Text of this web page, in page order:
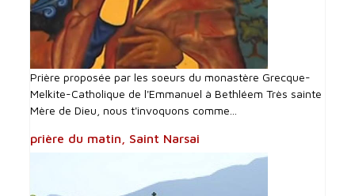
Prière proposée par les soeurs du monastère Grecque-
Melkite-Catholique de l'Emmanuel à Bethléem Très sainte
Mère de Dieu, nous t'invoquons comme...
prière du matin, Saint Narsai